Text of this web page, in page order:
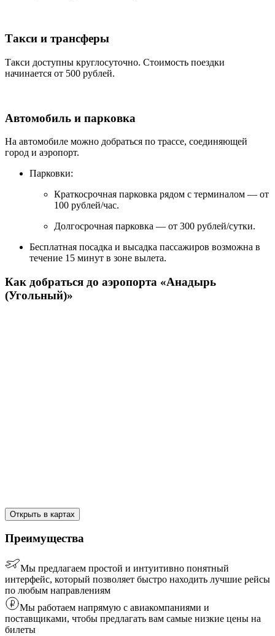
Такси и трансферы
Такси доступны круглосуточно. Стоимость поездки
начинается от 500 рублей.
Автомобиль и парковка
На автомобиле можно добраться по трассе, соединяющей
город и аэропорт.
Парковки:
Краткосрочная парковка рядом с терминалом — от
100 рублей/час.
Долгосрочная парковка — от 300 рублей/сутки.
Бесплатная посадка и высадка пассажиров возможна в
течение 15 минут в зоне вылета.
Как добраться до аэропорта «Анадырь
(Угольный)»
Открыть в картах
Преимущества
Мы предлагаем простой и интуитивно понятный
интерфейс, который позволяет быстро находить лучшие рейсы
по любым направлениям
Мы работаем напрямую с авиакомпаниями и
поставщиками, чтобы предлагать вам самые низкие цены на
билеты